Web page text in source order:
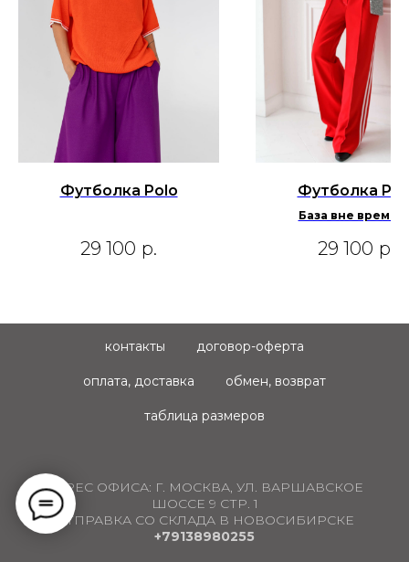
Футболка Polo
29 100 р.
Футболка
База вне
29 100 р.
контакты договор-оферта
оплата, доставка обмен, возврат
таблица размеров
АДРЕС ОФИСА: Г. МОСКВА, УЛ. ВАРШАВСКОЕ
ШОССЕ 9 СТР. 1
ОТПРАВКА СО СКЛАДА В НОВОСИБИРСКЕ
+79138980255